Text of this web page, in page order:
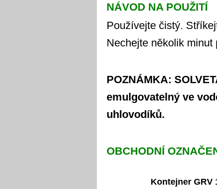
NÁVOD NA POUŽITÍ
Používejte čistý.
Nechejte několik minut
POZNÁMKA:
emulgovatelný ve
uhlovodíků.
OBCHODNÍ
Kontejner GRV